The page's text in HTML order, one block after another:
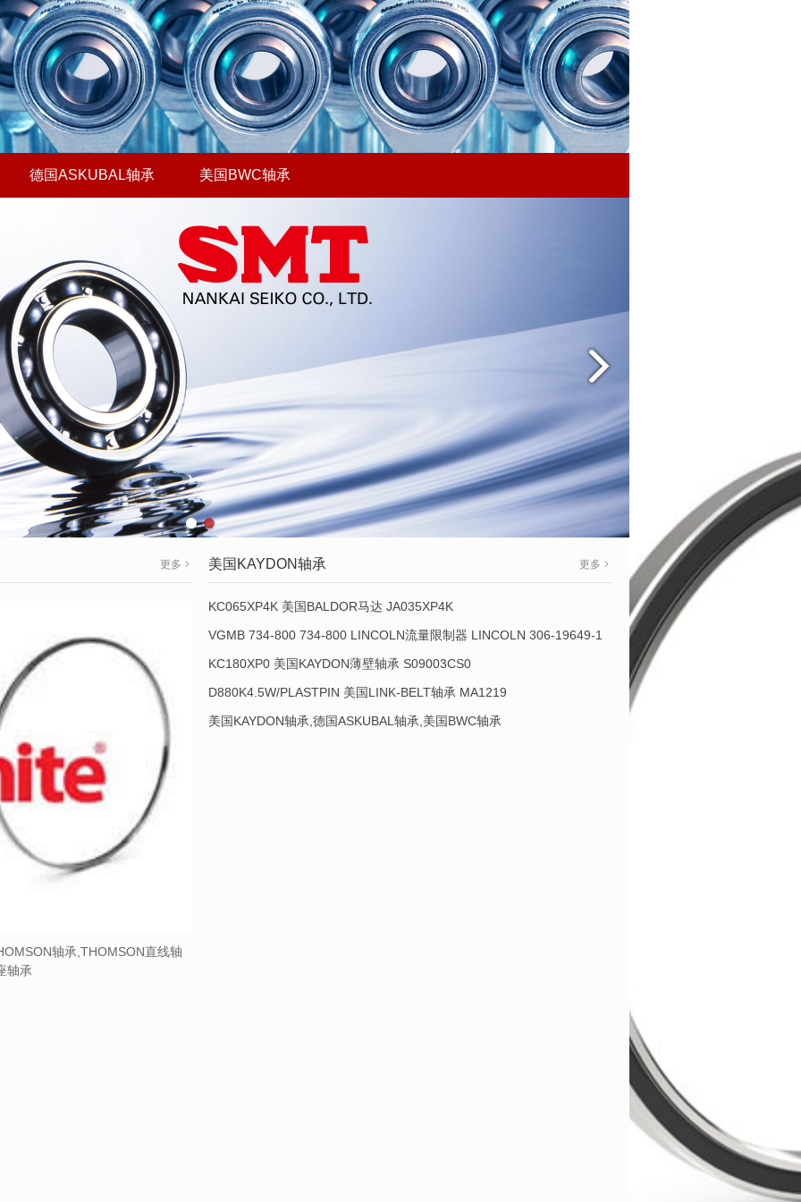
德国ASKUBAL轴承 美国BWC轴承
更多
轴承,THOMSON直线轴
轴承
美国KAYDON轴承 更多
KC065XP4K 美国BALDOR马达 JA035XP4K
VGMB 734-800 734-800 LINCOLN流量限制器 LINCOLN 306-19649-1
KC180XP0 美国KAYDON薄壁轴承 S09003CS0
D880K4.5W/PLASTPIN 美国LINK-BELT轴承 MA1219
美国KAYDON轴承,德国ASKUBAL轴承,美国BWC轴承